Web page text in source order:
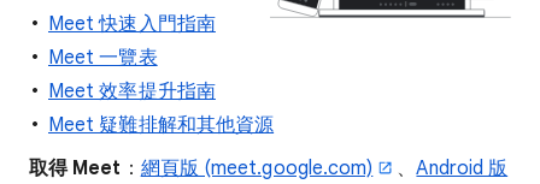
Meet 快速入門指南
Meet 一覽表
Meet 效率提升指南
Meet 疑難排解和其他資源
取得 Meet ： 網頁版 (meet.google.com) 、Android 版